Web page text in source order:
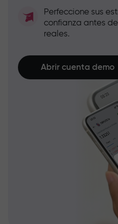
Perfeccione sus
confianza antes
reales.
Abrir cuenta demo